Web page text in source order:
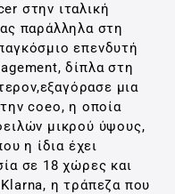
στην ιταλική
παράλληλα στη
επενδυτή
δίπλα στη
μια
coeo, η οποία
μικρού ύψους,
η ίδια έχει
σε 18 χώρες και
η τράπεζα που